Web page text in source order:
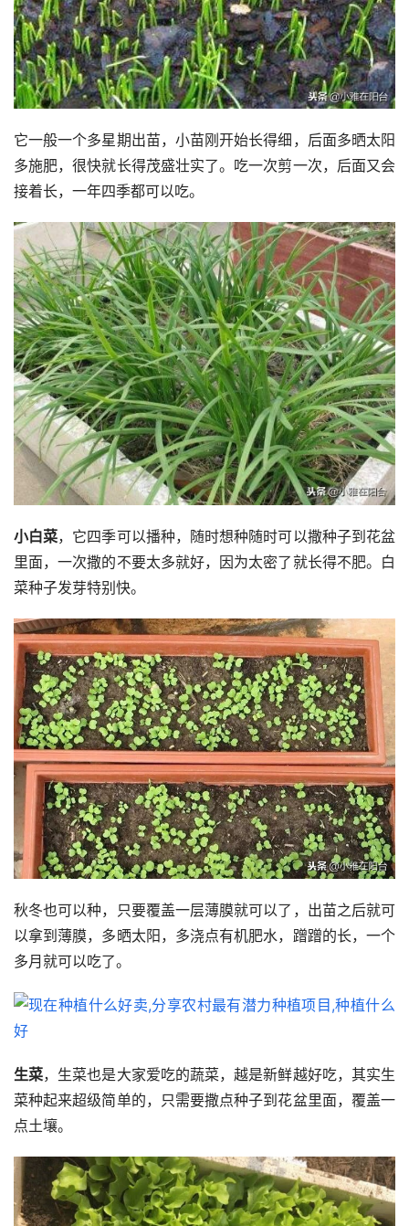
它一般一个多星期出苗，小苗刚开始长得细，后面多晒太阳
多施肥，很快就长得茂盛壮实了。吃一次剪一次，后面又会
接着长，一年四季都可以吃。
小白菜，它四季可以播种，随时想种随时可以撒种子到花盆
里面，一次撒的不要太多就好，因为太密了就长得不肥。白
菜种子发芽特别快。
秋冬也可以种，只要覆盖一层薄膜就可以了，出苗之后就可
以拿到薄膜，多晒太阳，多浇点有机肥水，蹭蹭的长，一个
多月就可以吃了。
生菜，生菜也是大家爱吃的蔬菜，越是新鲜越好吃，其实生
菜种起来超级简单的，只需要撒点种子到花盆里面，覆盖一
点土壤。